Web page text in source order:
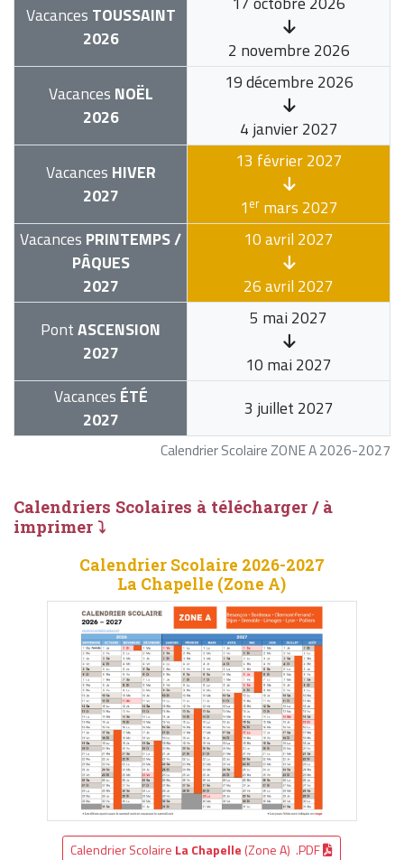
Calendrier Scolaire ZONE A 2026-2027
Vacances TOUSSAINT
2026
2 novembre 2026
Vacances NOËL
2026
19 décembre 2026
4 janvier 2027
Vacances HIVER
2027
13 février 2027
1ermars 2027
Vacances PRINTEMPS /
PÂQUES
2027
10 avril 2027
26 avril 2027
PontASCENSION
2027
5 mai 2027
10 mai 2027
Vacances ÉTÉ
2027
3 juillet 2027
Calendriers Scolaires à télécharger / à
imprimer ⤵
Calendrier Scolaire 2026-2027
La Chapelle (Zone A)
Calendrier Scolaire La Chapelle (Zone A) .PDF